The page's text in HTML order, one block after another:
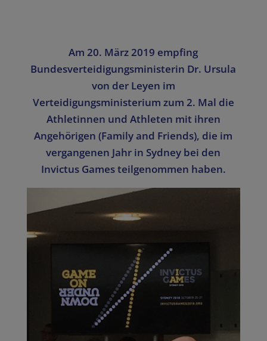
Am 20. März 2019 empfing
Bundesverteidigungsministerin Dr. Ursula
von der Leyen im
Verteidigungsministerium zum 2. Mal die
Athletinnen und Athleten mit ihren
Angehörigen (Family and Friends), die im
vergangenen Jahr in Sydney bei den
Invictus Games teilgenommen haben.